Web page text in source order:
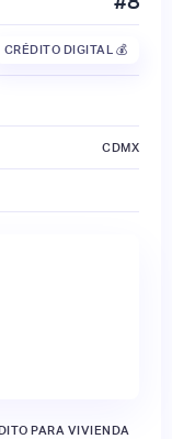
CRÉDITO DIGITAL 💰
CDMX
PARA VIVIENDA